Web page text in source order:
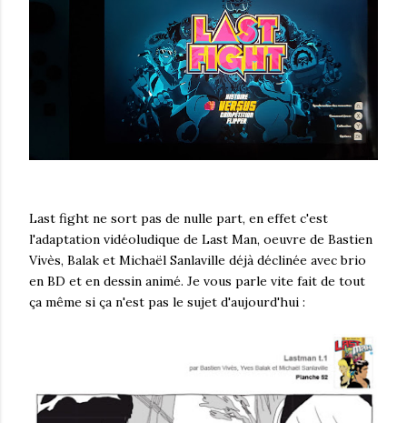
Last fight ne sort pas de nulle part, en effet c'est
l'adaptation vidéoludique de Last Man, oeuvre de Bastien
Vivès, Balak et Michaël Sanlaville déjà déclinée avec brio
en BD et en dessin animé. Je vous parle vite fait de tout
ça même si ça n'est pas le sujet d'aujourd'hui :